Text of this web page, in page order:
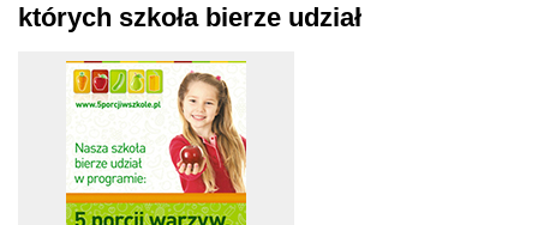
których szkoła bierze udział